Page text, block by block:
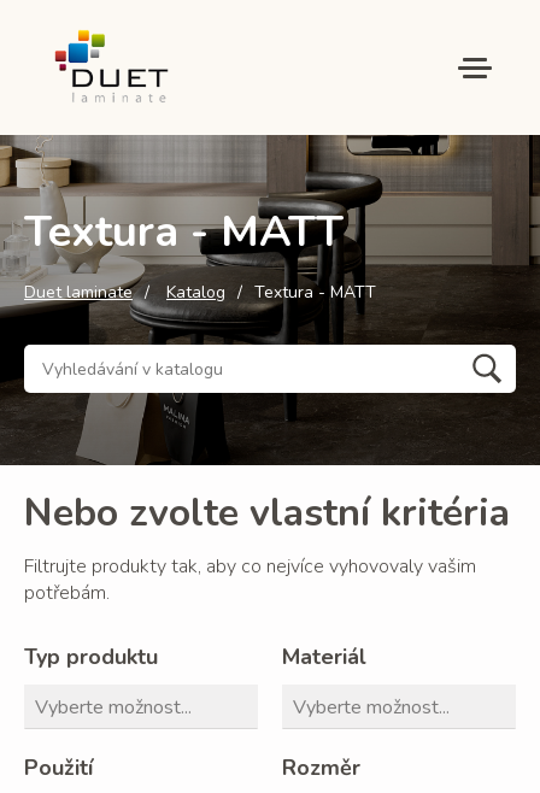
Textura - MATT
Duet laminate Katalog Textura - MATT
Nebo zvolte vlastní kritéria
Filtrujte produkty tak, aby co nejvíce vyhovovaly vašim
potřebám.
Typ produktu Materiál
Použití Rozměr